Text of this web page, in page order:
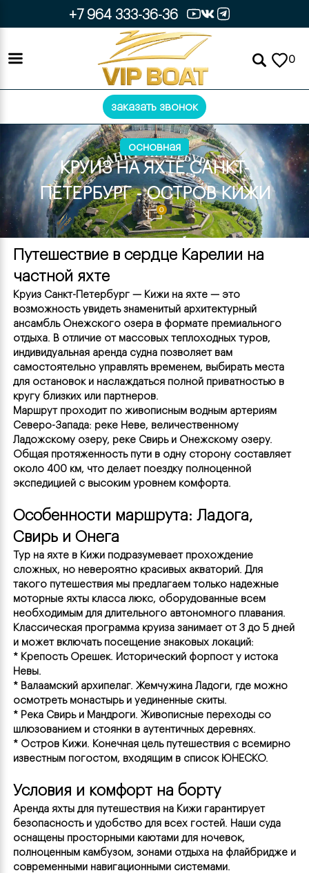
+7 964 333-36-36
0
заказать звонок
основная
КРУИЗ НА ЯХТЕ САНКТ-
ПЕТЕРБУРГ - ОСТРОВ КИЖИ
0
Путешествие в сердце Карелии на
частной яхте
Круиз Санкт-Петербург — Кижи на яхте — это
возможность увидеть знаменитый архитектурный
ансамбль Онежского озера в формате премиального
отдыха. В отличие от массовых теплоходных туров,
индивидуальная аренда судна позволяет вам
самостоятельно управлять временем, выбирать места
для остановок и наслаждаться полной приватностью в
кругу близких или партнеров.
Маршрут проходит по живописным водным артериям
Северо-Запада: реке Неве, величественному
Ладожскому озеру, реке Свирь и Онежскому озеру.
Общая протяженность пути в одну сторону составляет
около 400 км, что делает поездку полноценной
экспедицией с высоким уровнем комфорта.
Особенности маршрута: Ладога,
Свирь и Онега
Тур на яхте в Кижи подразумевает прохождение
сложных, но невероятно красивых акваторий. Для
такого путешествия мы предлагаем только надежные
моторные яхты класса люкс, оборудованные всем
необходимым для длительного автономного плавания.
Классическая программа круиза занимает от 3 до 5 дней
и может включать посещение знаковых локаций:
* Крепость Орешек. Исторический форпост у истока
Невы.
* Валаамский архипелаг. Жемчужина Ладоги, где можно
осмотреть монастырь и уединенные скиты.
* Река Свирь и Мандроги. Живописные переходы со
шлюзованием и стоянки в аутентичных деревнях.
* Остров Кижи. Конечная цель путешествия с всемирно
известным погостом, входящим в список ЮНЕСКО.
Условия и комфорт на борту
Аренда яхты для путешествия на Кижи гарантирует
безопасность и удобство для всех гостей. Наши суда
оснащены просторными каютами для ночевок,
полноценным камбузом, зонами отдыха на флайбридже и
современными навигационными системами.